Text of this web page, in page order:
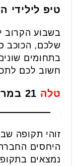
טיפ לילידי
בשבוע הקרוב
שלכם, הכוכב
בתחומים
חשוב לכם
טלה
זוהי תקופה
היחסים
נמצאים